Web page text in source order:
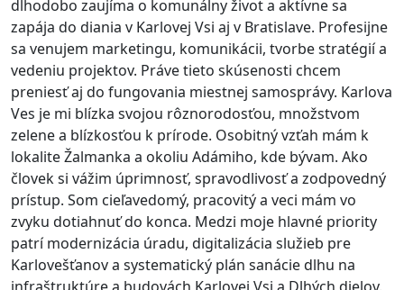
dlhodobo zaujíma o komunálny život a aktívne sa
zapája do diania v Karlovej Vsi aj v Bratislave. Profesijne
sa venujem marketingu, komunikácii, tvorbe stratégií a
vedeniu projektov. Práve tieto skúsenosti chcem
preniesť aj do fungovania miestnej samosprávy. Karlova
Ves je mi blízka svojou rôznorodosťou, množstvom
zelene a blízkosťou k prírode. Osobitný vzťah mám k
lokalite Žalmanka a okoliu Adámiho, kde bývam. Ako
človek si vážim úprimnosť, spravodlivosť a zodpovedný
prístup. Som cieľavedomý, pracovitý a veci mám vo
zvyku dotiahnuť do konca. Medzi moje hlavné priority
patrí modernizácia úradu, digitalizácia služieb pre
Karlovešťanov a systematický plán sanácie dlhu na